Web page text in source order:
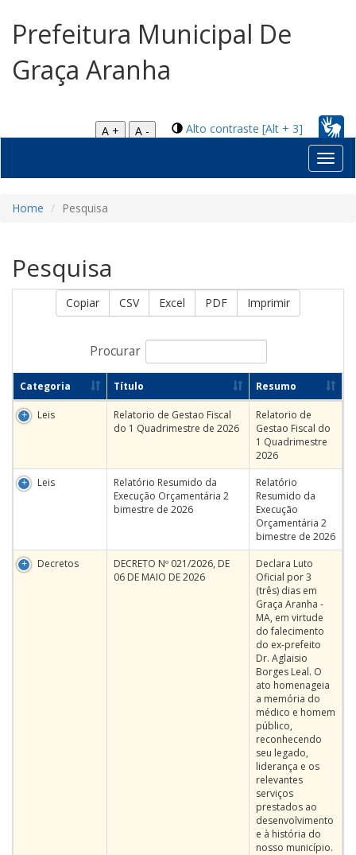
Prefeitura Municipal De
Graça Aranha
Alto contraste [Alt + 3]
A +
A -
Home Pesquisa
Pesquisa
Copiar CSV Excel PDF Imprimir
Procurar
Categoria Título Resumo
Leis
Relatorio de Gestao Fiscal
do 1 Quadrimestre de 2026
Relatorio de
Gestao Fiscal do
1 Quadrimestre
2026
Leis
Relatório Resumido da
Execução Orçamentária 2
bimestre de 2026
Relatório
Resumido da
Execução
Orçamentária 2
bimestre de 2026
Decretos
DECRETO Nº 021/2026, DE
06 DE MAIO DE 2026
Declara Luto
Oficial por 3
(três) dias em
Graça Aranha -
MA, em virtude
do falecimento
do ex-prefeito
Dr. Aglaisio
Borges Leal. O
ato homenageia
a memória do
médico e homem
público,
reconhecendo
seu legado,
liderança e os
relevantes
serviços
prestados ao
desenvolvimento
e à história do
nosso município.